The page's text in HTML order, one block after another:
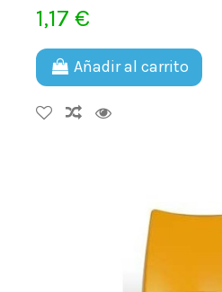
1,17 €
Añadir al carrito